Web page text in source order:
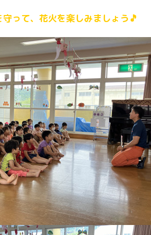
守って、花火を楽しみましょう🎵